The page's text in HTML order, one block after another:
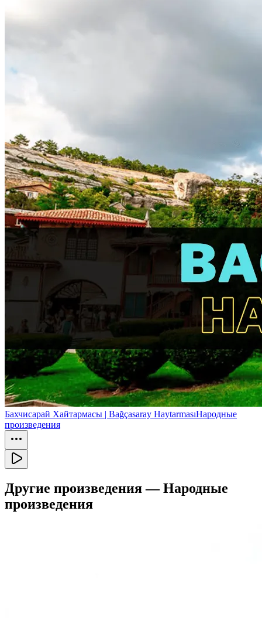
Бахчисарай Хайтармасы | Bağçasaray HaytarmasıНародные
произведения
Другие произведения —Народные
произведения